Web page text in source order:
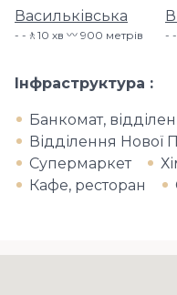
Васильківська
-🚶10 хв 〰️ 900 метрів
Інфраструктура
Банкомат,
Відділення Нової
Супермаркет
Кафе, ресторан